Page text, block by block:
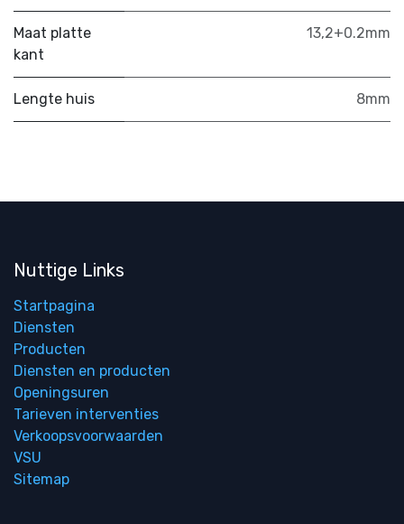
Maat platte
kant
13,2+0.2mm
Lengte huis 8mm
Nuttige Links
Startpagina
Diensten
Producten
Diensten en producten
Openingsuren
Tarieven interventies
Verkoopsvoorwaarden
VSU
Sitemap